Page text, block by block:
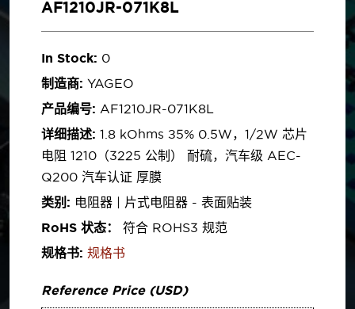
AF1210JR-071K8L
In Stock: 0
制造商: YAGEO
产品编号: AF1210JR-071K8L
详细描述: 1.8 kOhms ±5% 0.5W，1/2W 芯片
电阻 1210（3225 公制） 耐硫，汽车级 AEC-
Q200 汽车认证 厚膜
类别: 电阻器 | 片式电阻器 - 表面贴装
RoHS 状态：
符合 ROHS3 规范
规格书: 规格书
Reference Price (USD)